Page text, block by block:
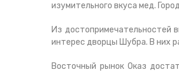
изумительного вкуса мед.
Из достопримечательностей
интерес дворцы Шубра. В них
Восточный рынок Оказ